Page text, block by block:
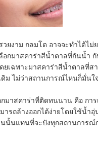
ยงาม กลมโต อาจจะทำได้ไ
อกมาสคาร่าสีน้ำตาลที่กันน้ำ
ยเฉพาะมาสคาร่าสีน้ำตาลที่
ม ไม่ว่าสถานการณ์ไหนก็มั่นใ
กมาสคาร่าที่ติดทนนาน คือ ก
รถล้างออกได้ง่ายโดยใช้น้
นั้นแทนที่จะปังทุกสถานการณ์